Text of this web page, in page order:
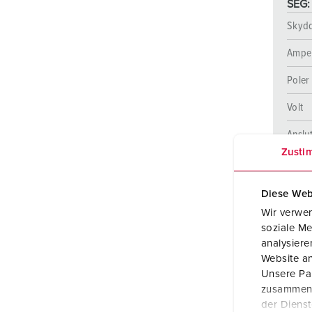
Diese
Wir
soziale
Website
Unsere
der
Poler
Volt
ogi